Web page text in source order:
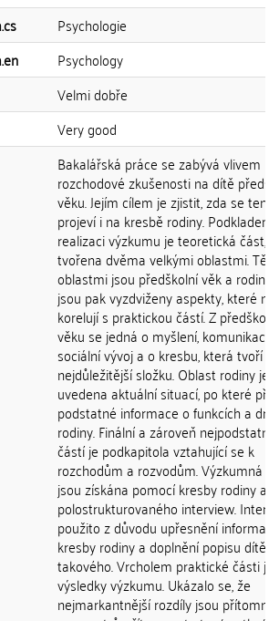
Psychologie
Psychology
Velmi dobře
Very good
Bakalářská práce se zabývá vlivem
rozchodové zkušenosti na dítě
věku. Jejím cílem je zjistit, zda se
projeví i na kresbě rodiny. Podkladem
realizaci výzkumu je teoretická část,
tvořena dvěma velkými oblastmi.
oblastmi jsou předškolní věk a rodina.
jsou pak vyzdviženy aspekty, které
korelují s praktickou částí. Z
věku se jedná o myšlení, komunikaci,
sociální vývoj a o kresbu, která tvoří
nejdůležitější složku. Oblast rodiny je
uvedena aktuální situací, po které
podstatné informace o funkcích a
rodiny. Finální a zároveň
částí je podkapitola vztahující se k
rozchodům a rozvodům. Výzkumná
jsou získána pomocí kresby rodiny a
polostrukturovaného interview.
použito z důvodu upřesnění
kresby rodiny a doplnění popisu
takového. Vrcholem praktické části
výsledky výzkumu. Ukázalo se, že
nejmarkantnější rozdíly jsou přítomny